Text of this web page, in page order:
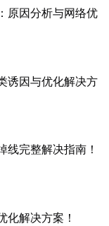
原因分析与网络优
诱因与优化解决方
线完整解决指南！
化解决方案！